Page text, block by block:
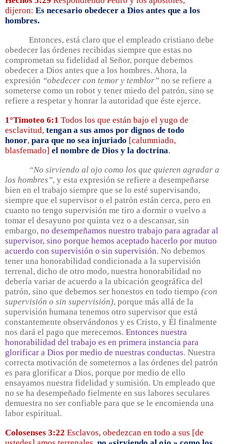
dijeron: Es necesario obedecer a Dios antes que a los
hombres.
Entonces, está claro que el empleado cristiano debe
obedecer las órdenes recibidas siempre que estas no
comprometan su fidelidad al Señor, porque debemos
obedecer a Dios antes que a los hombres. Ahora, la
expresión “obedecer con temor y temblor” no se refiere a
someterse como un robot y tener miedo del patrón, sino se
refiere a respetar y honrar la autoridad que éste ejerce.
1°Timoteo 6:1 Todos los que están bajo el yugo de
esclavitud, tengan a sus amos por dignos de todo
honor, para que no sea injuriado [calumniado,
blasfemado] el nombre de Dios y la doctrina.
“No sirviendo al ojo como los que quieren agradar a
los hombres”, y esta expresión se refiere a desempeñarse
bien en el trabajo siempre que se lo esté supervisando,
siempre que el supervisor o el patrón están cerca, pero en
cuanto no tengo supervisión me tiro a dormir o vuelvo a
tomar el desayuno por quinta vez o a descansar, sin
embargo, no desempeñamos nuestro trabajo para agradar al
supervisor, sino porque hemos aceptado hacerlo por mutuo
acuerdo con supervisión o sin supervisión. No debemos
tener una honorabilidad condicionada a la supervisión
terrenal, dicho de otro modo, nuestra honorabilidad no
debería variar de acuerdo a la ubicación geográfica del
patrón, sino que debemos ser honestos en todo tiempo (con
supervisión o sin supervisión), porque más allá de la
supervisión humana tenemos otro supervisor que está
constantemente observándonos y es Cristo, y Él finalmente
nos dará el pago que merecemos. Entonces nuestra
honorabilidad del trabajo es en primera instancia para
glorificar a Dios por medio de nuestras conductas. Nuestra
correcta motivación de someternos a las órdenes del patrón
es para glorificar a Dios, porque por medio de ello
ensayamos nuestra fidelidad y sumisión. Un empleado que
no se ha desempeñado fielmente en sus labores seculares
demuestra no ser confiable para que se le encomienda una
labor espiritual.
Colosenses 3:22 Esclavos, obedezcan en todo a sus [de